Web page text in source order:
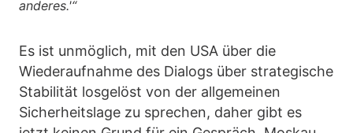
anderes.'“
Es ist unmöglich, mit den USA über die
Wiederaufnahme des Dialogs über strategische
Stabilität losgelöst von der allgemeinen
Sicherheitslage zu sprechen, daher gibt es